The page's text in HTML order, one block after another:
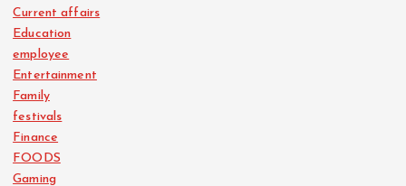
Current affairs
Education
employee
Entertainment
Family
festivals
Finance
FOODS
Gaming